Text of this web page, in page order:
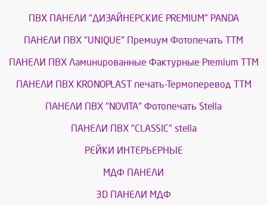
ПВХ ПАНЕЛИ "ДИЗАЙНЕРСКИЕ PREMIUM" PANDA
ПАНЕЛИ ПВХ "UNIQUE" Премиум Фотопечать ТТМ
ПАНЕЛИ ПВХ Ламинированные Фактурные Premium ТТМ
ПАНЕЛИ ПВХ KRONOPLAST печать-Термоперевод ТТМ
ПАНЕЛИ ПВХ "NOVITA" Фотопечать Stella
ПАНЕЛИ ПВХ "CLASSIC" stella
РЕЙКИ ИНТЕРЬЕРНЫЕ
МДФ ПАНЕЛИ
3D ПАНЕЛИ МДФ